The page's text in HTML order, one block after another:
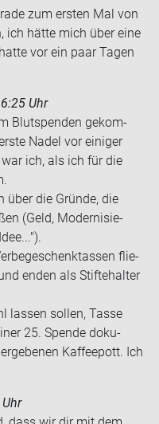
zum ers­ten Mal von
ich hätte mich über eine
vor ein paar Tagen
Uhr
Blut­spen­den ge­kom­
Nadel vor ei­ni­ger
ich, als ich für die
über die Grün­de, die
(Geld, Mo­der­ni­sie­
flie­
enden als Stifte­hal­ter
las­sen sol­len, Tasse
25. Spen­de do­ku­
Kaf­fee­pott. Ich